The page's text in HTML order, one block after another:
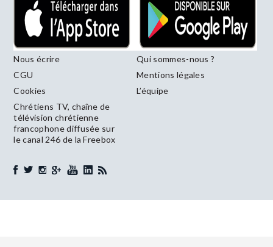
Nous écrire
Qui sommes-nous ?
CGU
Mentions légales
Cookies
L’équipe
Chrétiens TV, chaîne de
télévision chrétienne
francophone diffusée sur
le canal 246 de la Freebox